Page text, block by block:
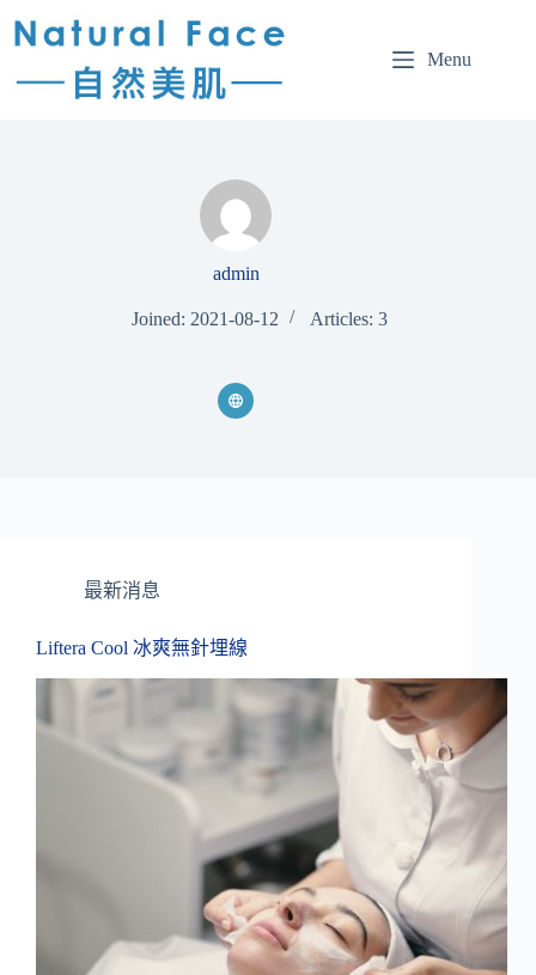
Menu
admin
Joined: 2021-08-12 Articles: 3
最新消息
Liftera Cool 冰爽無針埋線